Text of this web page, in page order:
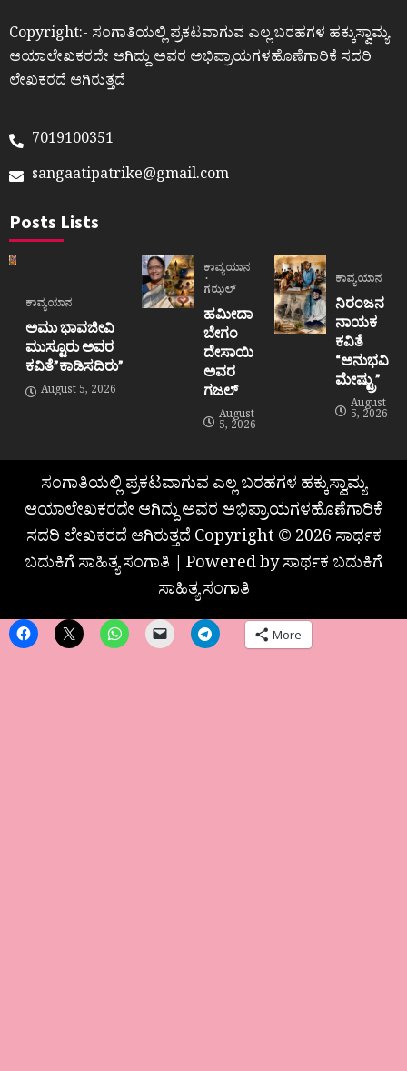
Copyright:- ಸಂಗಾತಿಯಲ್ಲಿ ಪ್ರಕಟವಾಗುವ ಎಲ್ಲ ಬರಹಗಳ ಹಕ್ಕುಸ್ವಾಮ್ಯ
ಆಯಾಲೇಖಕರದೇ ಆಗಿದ್ದು ಅವರ ಅಭಿಪ್ರಾಯಗಳಹೊಣೆಗಾರಿಕೆ ಸದರಿ
ಲೇಖಕರದೆ ಆಗಿರುತ್ತದೆ
7019100351
sangaatipatrike@gmail.com
Posts Lists
ಕಾವ್ಯಯಾನ
ಅಮು ಭಾವಜೀವಿ
ಮುಸ್ಟೂರು ಅವರ
ಕವಿತೆ”ಕಾಡಿಸದಿರು”
August 5, 2026
ಕಾವ್ಯಯಾನ
ಗಝಲ್
ಹಮೀದಾ
ಬೇಗಂ
ದೇಸಾಯಿ
ಅವರ
ಗಜಲ್
August
5, 2026
ಕಾವ್ಯಯಾನ
ನಿರಂಜನ
ನಾಯಕ
ಕವಿತೆ
“ಅನುಭವಿ
ಮೇಷ್ಟ್ರು”
August
5, 2026
ಸಂಗಾತಿಯಲ್ಲಿ ಪ್ರಕಟವಾಗುವ ಎಲ್ಲ ಬರಹಗಳ ಹಕ್ಕುಸ್ವಾಮ್ಯ
ಆಯಾಲೇಖಕರದೇ ಆಗಿದ್ದು ಅವರ ಅಭಿಪ್ರಾಯಗಳಹೊಣೆಗಾರಿಕೆ
ಸದರಿ ಲೇಖಕರದೆ ಆಗಿರುತ್ತದೆ Copyright © 2026 ಸಾರ್ಥಕ
ಬದುಕಿಗೆ ಸಾಹಿತ್ಯ ಸಂಗಾತಿ | Powered by ಸಾರ್ಥಕ ಬದುಕಿಗೆ
ಸಾಹಿತ್ಯ ಸಂಗಾತಿ
More